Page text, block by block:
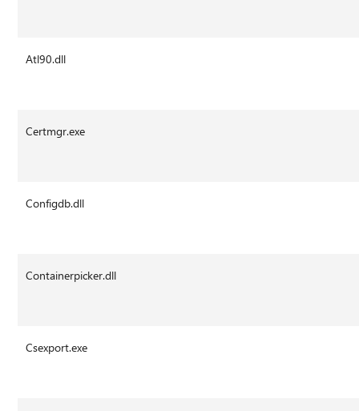
Atl90.dll
Certmgr.exe
Configdb.dll
Containerpicker.dll
Csexport.exe